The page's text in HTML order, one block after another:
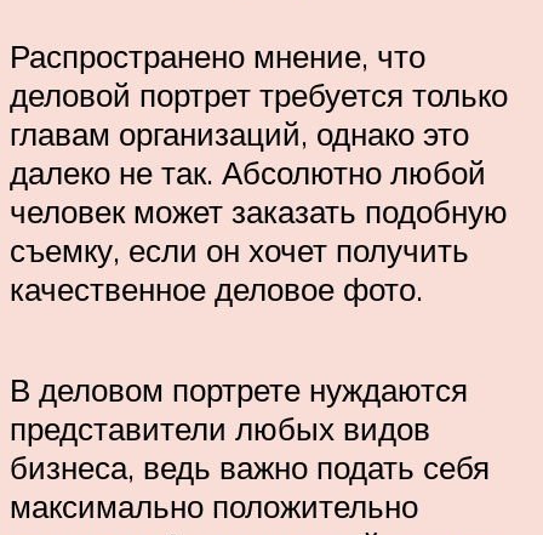
Распространено мнение, что
деловой портрет требуется только
главам организаций, однако это
далеко не так. Абсолютно любой
человек может заказать подобную
съемку, если он хочет получить
качественное деловое фото.
В деловом портрете нуждаются
представители любых видов
бизнеса, ведь важно подать себя
максимально положительно